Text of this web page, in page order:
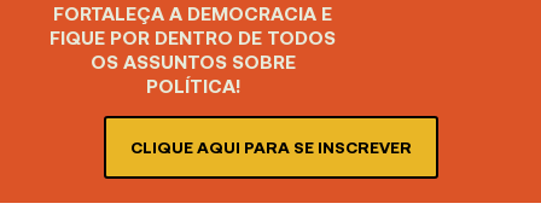
FORTALEÇA A DEMOCRACIA E
FIQUE POR DENTRO DE TODOS
OS ASSUNTOS SOBRE
POLÍTICA!
CLIQUE AQUI PARA SE INSCREVER